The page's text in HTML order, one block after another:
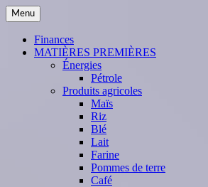
Skip
to
content
Menu
Finances
MATIÈRES PREMIÈRES
Énergies
Pétrole
Produits agricoles
Maïs
Riz
Blé
Lait
Farine
Pommes de terre
Café